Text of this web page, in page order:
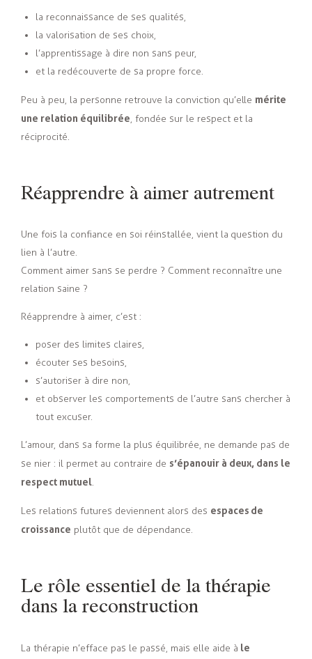
la reconnaissance de ses qualités,
la valorisation de ses choix,
l’apprentissage à dire non sans peur,
et la redécouverte de sa propre force.
Peu à peu, la personne retrouve la conviction qu’elle mérite
une relation équilibrée, fondée sur le respect et la
réciprocité.
Réapprendre à aimer autrement
Une fois la confiance en soi réinstallée, vient la question du
lien à l’autre.
Comment aimer sans se perdre ? Comment reconnaître une
relation saine ?
Réapprendre à aimer, c’est :
poser des limites claires,
écouter ses besoins,
s’autoriser à dire non,
et observer les comportements de l’autre sans chercher à
tout excuser.
L’amour, dans sa forme la plus équilibrée, ne demande pas de
se nier : il permet au contraire de s’épanouir à deux, dans le
respect mutuel.
Les relations futures deviennent alors des espaces de
croissance plutôt que de dépendance.
Le rôle essentiel de la thérapie
dans la reconstruction
La thérapie n’efface pas le passé, mais elle aide à le